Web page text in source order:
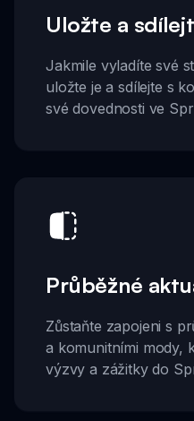
Uložte a
Jakmile vyladíte své
uložte je a sdílejte s
své dovednosti ve
Průběžné
Zůstaňte zapojeni s
a komunitními mody,
výzvy a zážitky do